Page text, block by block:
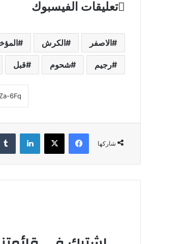
تعليقات الفيسبوك
الاصفر الكرش
رجيم شحوم قبل
شاركها
فيسبوك لينكدإن